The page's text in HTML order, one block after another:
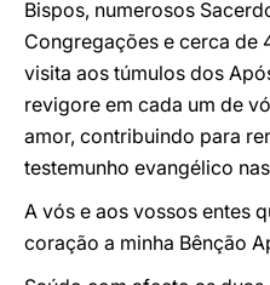
Bispos, numerosos
Congregações e cerca de
visita aos túmulos dos
revigore em cada um de
amor, contribuindo para
testemunho evangélico
A vós e aos vossos entes
coração a minha Bênção